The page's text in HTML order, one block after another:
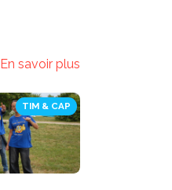
En savoir plus
TIM & CAP